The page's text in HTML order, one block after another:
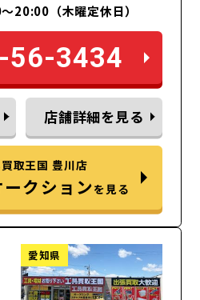
20:00（木曜定休日）
56-3434
店舗詳細を見る
取王国 豊川店
クションを見る
愛知県